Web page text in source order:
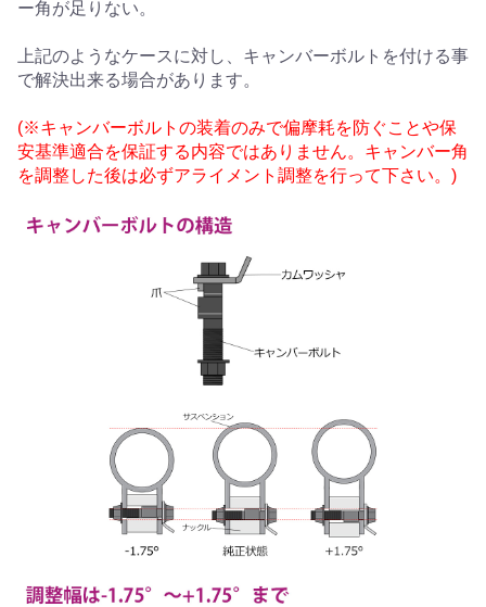
ー角が足りない。
上記のようなケースに対し、キャンバーボルトを付ける事
で解決出来る場合があります。
(※キャンバーボルトの装着のみで偏摩耗を防ぐことや保
安基準適合を保証する内容ではありません。キャンバー角
を調整した後は必ずアライメント調整を行って下さい。)